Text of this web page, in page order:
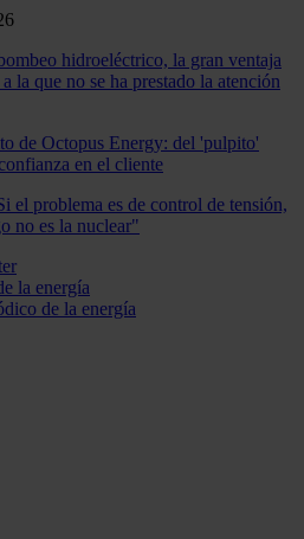
hidroeléctrico, la gran ventaja
la que no se ha prestado la atención
de Octopus Energy: del 'pulpito'
en el cliente
el problema es de control de tensión,
no es la nuclear"